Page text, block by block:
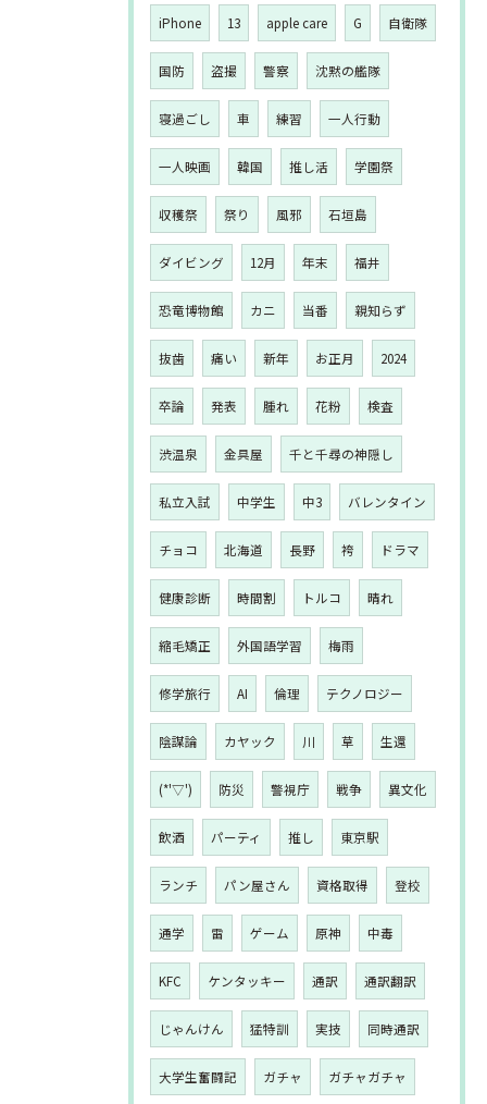
iPhone 13 apple care G 自衛隊
国防 盗撮 警察 沈黙の艦隊
寝過ごし 車 練習 一人行動
一人映画 韓国 推し活 学園祭
収穫祭 祭り 風邪 石垣島
ダイビング 12月 年末 福井
恐竜博物館 カニ 当番 親知らず
抜歯 痛い 新年 お正月 2024
卒論 発表 腫れ 花粉 検査
渋温泉 金具屋 千と千尋の神隠し
私立入試 中学生 中3 バレンタイン
チョコ 北海道 長野 袴 ドラマ
健康診断 時間割 トルコ 晴れ
縮毛矯正 外国語学習 梅雨
修学旅行 AI 倫理 テクノロジー
陰謀論 カヤック 川 草 生還
(*'▽') 防災 警視庁 戦争 異文化
飲酒 パーティ 推し 東京駅
ランチ パン屋さん 資格取得 登校
通学 雷 ゲーム 原神 中毒
KFC ケンタッキー 通訳 通訳翻訳
じゃんけん 猛特訓 実技 同時通訳
大学生奮闘記 ガチャ ガチャガチャ